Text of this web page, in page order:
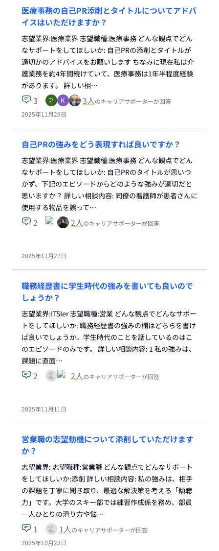
医療事務の自己PR添削とタイトルについてアドバ
イスはいただけますか？
志望業界:医療業界 志望職種:医療事務 どんな観点でどん
なサポートをしてほしいか: 自己PRの添削とタイトルが
適切かのアドバイスをお願いします ちなみに現在私は介
護業務を約4年間続けていて、医療事務は1年半程度経験
があります。 詳しい相…
3 3人のキャリアサポーターが回答
2025年11月29日
自己PRの強みをどう表現すれば良いですか？
志望業界:医療業界 志望職種:医療事務 どんな観点でどん
なサポートをしてほしいか: 自己PRのタイトルが思いつ
かず、下記のエピソードからどのような強みが適切だと
思いますか？ 詳しい相談内容: 同僚の看護師が患者さんに
使用する物品を誤って…
2 2人のキャリアサポーターが回答
2025年11月27日
職務経歴書に学生時代の強みを書いても良いので
しょうか？
志望業界:ITSIer 志望職種:営業 どんな観点でどんなサポー
トをしてほしいか: 職務経歴書の強みの欄はどちらを書け
ば良いでしょうか。学生時代のことを話しているのはこ
のエピソードのみです。 詳しい相談内容: 1 私の強みは、
課題に直面…
2 2人のキャリアサポーターが回答
2025年11月11日
営業職の志望動機について添削していただけます
か？
志望業界: 志望職種:営業職 どんな観点でどんなサポート
をしてほしいか:添削 詳しい相談内容: 私の強みは、相手
の課題を丁寧に聞き取り、最適な解決策を考える「傾聴
力」です。大学のスキー部では練習作成係を務め、部員
一人ひとりの滑り方や悩…
1 1人のキャリアサポーターが回答
2025年10月22日